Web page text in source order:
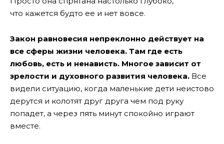
что кажется будто ее и нет вовсе.
Закон равновесия непреклонно действует на
все сферы жизни человека. Там где есть
любовь, есть и ненависть. Многое зависит от
зрелости и духовного развития человека. Все
видели ситуацию, когда маленькие дети неистово
дерутся и колотят друг друга чем под руку
попадет, а через пять минут спокойно играют
вместе.